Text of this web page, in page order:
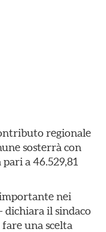
regionale
sosterrà con
a 46.529,81
nei
il sindaco
una scelta